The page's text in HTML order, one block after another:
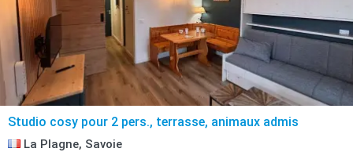
Studio cosy pour 2 pers., terrasse, animaux admis
La Plagne, Savoie